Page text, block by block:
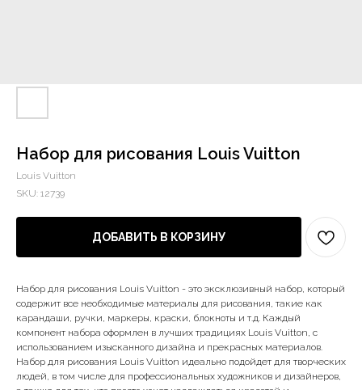
Набор для рисования Louis Vuitton
Louis Vuitton
SKU: 12739
ДОБАВИТЬ В КОРЗИНУ
Набор для рисования Louis Vuitton - это эксклюзивный набор, который
содержит все необходимые материалы для рисования, такие как
карандаши, ручки, маркеры, краски, блокноты и т.д. Каждый
компонент набора оформлен в лучших традициях Louis Vuitton, с
использованием изысканного дизайна и прекрасных материалов.
Набор для рисования Louis Vuitton идеально подойдет для творческих
людей, в том числе для профессиональных художников и дизайнеров,